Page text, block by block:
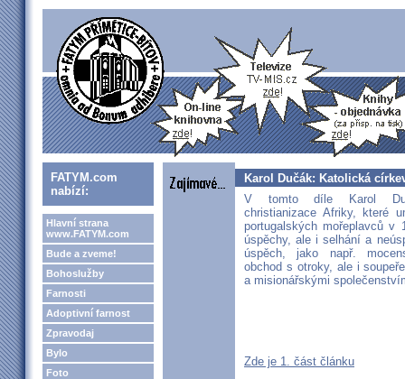
FATYM.com
nabízí:
Hlavní strana
www.FATYM.com
Bude a zveme!
Bohoslužby
Farnosti
Adoptivní farnost
Zpravodaj
Bylo
Foto
Karol Dučák: Katolická
V tomto díle Karol
christianizace Afriky, které
portugalských mořeplavců v
úspěchy, ale i selhání a
úspěch, jako např.
obchod s otroky, ale i
a misionářskými
Zde je 1. část článku